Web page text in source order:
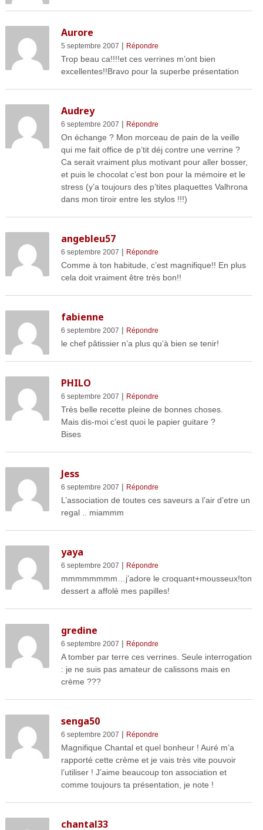
Aurore
5 septembre 2007 | Répondre
Trop beau ca!!!!et ces verrines m’ont bien
excellentes!!Bravo pour la superbe présentation
Audrey
6 septembre 2007 | Répondre
On échange ? Mon morceau de pain de la veille
qui me fait office de p’tit déj contre une verrine ?
Ca serait vraiment plus motivant pour aller bosser,
et puis le chocolat c’est bon pour la mémoire et le
stress (y’a toujours des p’tites plaquettes Valhrona
dans mon tiroir entre les stylos !!!)
angebleu57
6 septembre 2007 | Répondre
Comme à ton habitude, c’est magnifique!! En plus
cela doit vraiment être très bon!!
fabienne
6 septembre 2007 | Répondre
le chef pâtissier n’a plus qu’à bien se tenir!
PHILO
6 septembre 2007 | Répondre
Très belle recette pleine de bonnes choses.
Mais dis-moi c’est quoi le papier guitare ?
Bises
Jess
6 septembre 2007 | Répondre
L’association de toutes ces saveurs a l’air d’etre un
regal .. miammm
yaya
6 septembre 2007 | Répondre
mmmmmmmm…j’adore le croquant+mousseux!ton
dessert a affolé mes papilles!
gredine
6 septembre 2007 | Répondre
A tomber par terre ces verrines. Seule interrogation
: je ne suis pas amateur de calissons mais en
crème ???
senga50
6 septembre 2007 | Répondre
Magnifique Chantal et quel bonheur ! Auré m’a
rapporté cette crème et je vais très vite pouvoir
l’utiliser ! J’aime beaucoup ton association et
comme toujours ta présentation, je note !
chantal33